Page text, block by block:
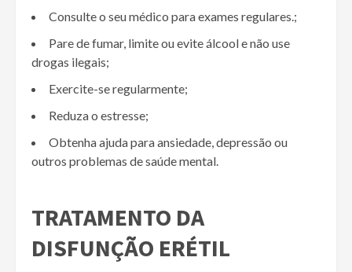
Consulte o seu médico para exames regulares.;
Pare de fumar, limite ou evite álcool e não use
drogas ilegais;
Exercite-se regularmente;
Reduza o estresse;
Obtenha ajuda para ansiedade, depressão ou
outros problemas de saúde mental.
TRATAMENTO DA
DISFUNÇÃO ERÉTIL